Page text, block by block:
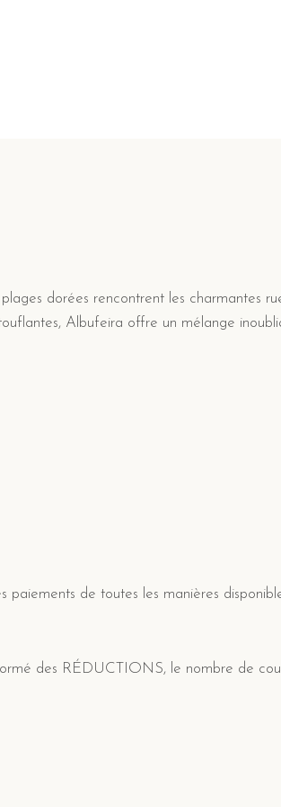
dorées rencontrent les charmantes
Albufeira offre un mélange
de toutes les manières
des RÉDUCTIONS, le nombre de